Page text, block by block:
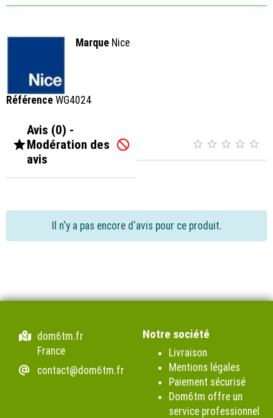
Marque Nice
Référence WG4024

Avis (0) -
Modération des
avis
     
Il n'y a pas encore d'avis pour ce produit.
dom6tm.fr
France
contact@dom6tm.fr
Notre société
Livraison
Mentions légales
Paiement sécurisé
Dom6tm offre un
service professionnel